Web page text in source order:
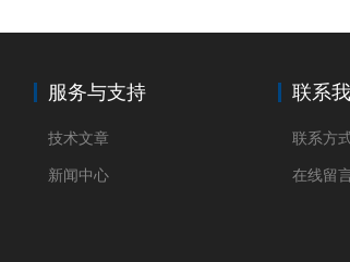
服务与支持
技术文章
新闻中心
联系
联系方
在线留